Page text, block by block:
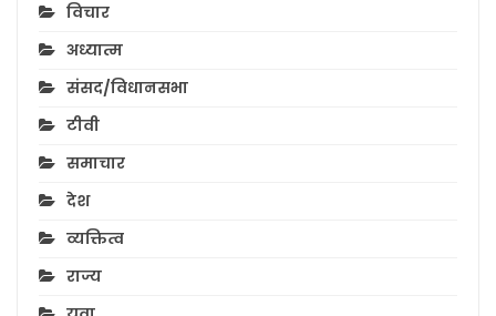
विचार
अध्यात्म
संसद/विधानसभा
टीवी
समाचार
देश
व्यक्तित्व
राज्य